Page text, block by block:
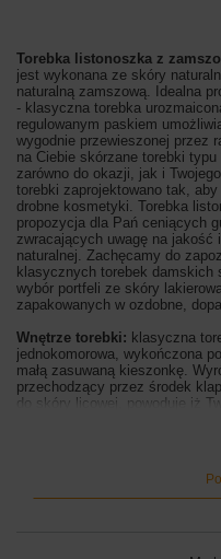
Torebka listonoszka z
jest wykonana ze skóry
naturalną zamszową. Idealna
- klasyczna torebka
regulowanym paskiem
wygodnie przewieszonej przez
na Ciebie skórzane torebki
zarówno do okazji, jak i
torebki zaprojektowano tak,
drobne kosmetyki. Torebka
propozycja dla Pań ceniących
zwracających uwagę na
naturalnej. Zachęcamy do
klasycznych torebek damskich
wybór portfeli ze skóry
zapakowanych w ozdobne,
Wnętrze torebki: klasyczna
jednokomorowa, wykończona
małą zasuwaną kieszonkę.
przechodzący przez środek
do skóry licowej, powoduje iż
Wymiary torebki:wysokość